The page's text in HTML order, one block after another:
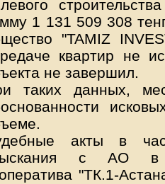
1 131 509 308
"TAMIZ
квартир не
не завершил.
таких данных,
акты в
с АО в
"ТК.1-